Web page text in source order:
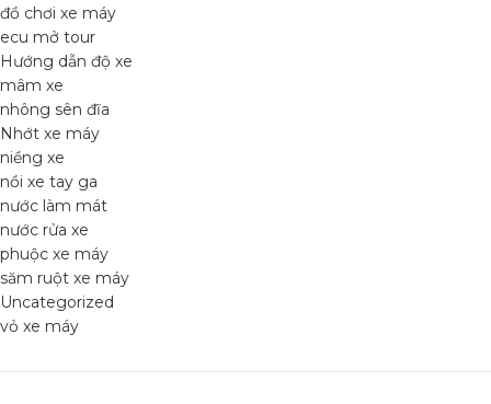
đồ chơi xe máy
ecu mở tour
Hướng dẫn độ xe
mâm xe
nhông sên đĩa
Nhớt xe máy
niềng xe
nồi xe tay ga
nước làm mát
nước rửa xe
phuộc xe máy
săm ruột xe máy
Uncategorized
vỏ xe máy